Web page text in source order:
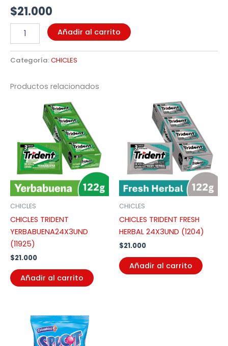
$21.000
Añadir al carrito
Categoría:CHICLES
Productos relacionados
CHICLES
CHICLES TRIDENT
YERBABUENA24X3UND
(11925)
$21.000
Añadir al carrito
CHICLES
CHICLES TRIDENT FRESH
HERBAL 24X3UND (1204)
$21.000
Añadir al carrito